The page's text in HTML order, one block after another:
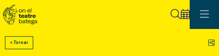
< Tornar